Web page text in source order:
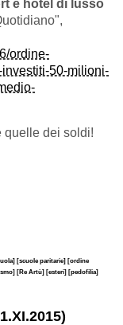
e hotel di lusso
ordine-
50-milioni-
quelle dei soldi!
[scuole paritarie] [ordine
[Re Artù] [esteri] [pedofilia]